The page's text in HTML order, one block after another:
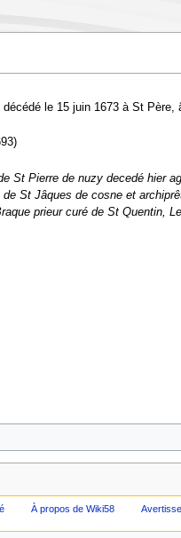
le 15 juin 1673 à St
St Pierre de nuzy decedé hier
St Jâques de cosne et
prieur curé de St Quentin,
À propos de Wiki58